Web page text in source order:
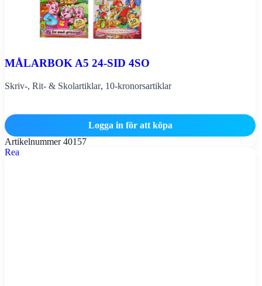
MÅLARBOK A5 24-SID 4SO
Skriv-, Rit- & Skolartiklar, 10-kronorsartiklar
Logga in för att köpa
Artikelnummer40157
Rea